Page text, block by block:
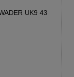
UK9 43